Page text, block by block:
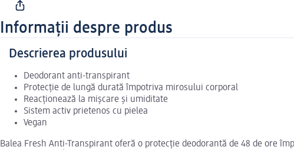
Informații despre produs
Descrierea produsului
Deodorant anti-transpirant
Protecție de lungă durată împotriva mirosului corporal
Reacționează la mișcare și umiditate
Sistem activ prietenos cu pielea
Vegan
Balea Fresh Anti-Transpirant oferă o protecție deodorantă de 48 de ore